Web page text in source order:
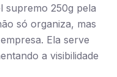
supremo 250g pela
só organiza, mas
Ela serve
a visibilidade